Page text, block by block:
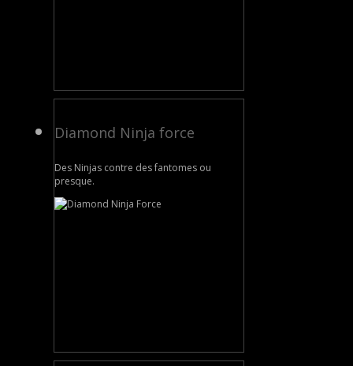
Diamond Ninja force
Des Ninjas contre des fantomes ou
presque.